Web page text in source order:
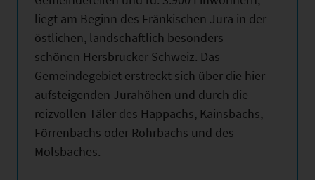
liegt am Beginn des Fränkischen Jura in der
östlichen, landschaftlich besonders
schönen Hersbrucker Schweiz. Das
Gemeindegebiet erstreckt sich über die hier
aufsteigenden Jurahöhen und durch die
reizvollen Täler des Happachs, Kainsbachs,
Förrenbachs oder Rohrbachs und des
Molsbaches.